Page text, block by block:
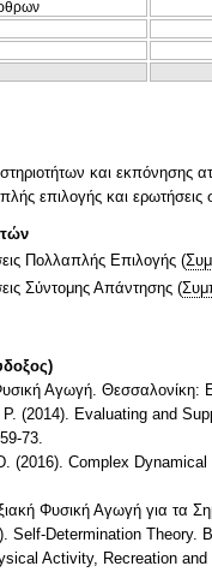
και εκπόνησης
επιλογής και
Πολλαπλής Επιλογής (
Σύντομης Απάντησης (
Αγωγή. Θεσσαλονίκη:
(2014). Evaluating and
73.
(2016). Complex
Φυσική Αγωγή για τα
Self-Determination
Activity, Recreation